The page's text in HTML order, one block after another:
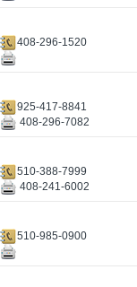
408-296-1520
925-417-8841
408-296-7082
510-388-7999
408-241-6002
510-985-0900